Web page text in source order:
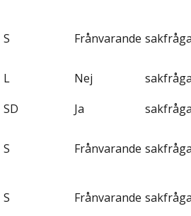
S Frånvarande
L Nej
SD Ja
S Frånvarande
S Frånvarande